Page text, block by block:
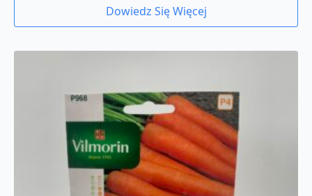
Dowiedz Się Więcej